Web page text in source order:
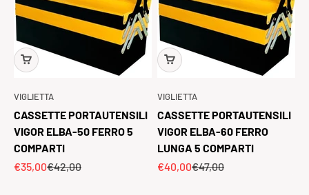
VIGLIETTA
CASSETTE PORTAUTENSILI
VIGOR ELBA-50 FERRO 5
COMPARTI
Prezzo scontato
€35,00Prezzo
€42,00
VIGLIETTA
CASSETTE PORTAUTENSILI
VIGOR ELBA-60 FERRO
LUNGA 5 COMPARTI
Prezzo scontato
€40,00Prezzo
€47,00